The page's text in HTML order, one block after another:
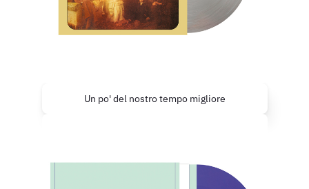
Un po' del nostro tempo migliore